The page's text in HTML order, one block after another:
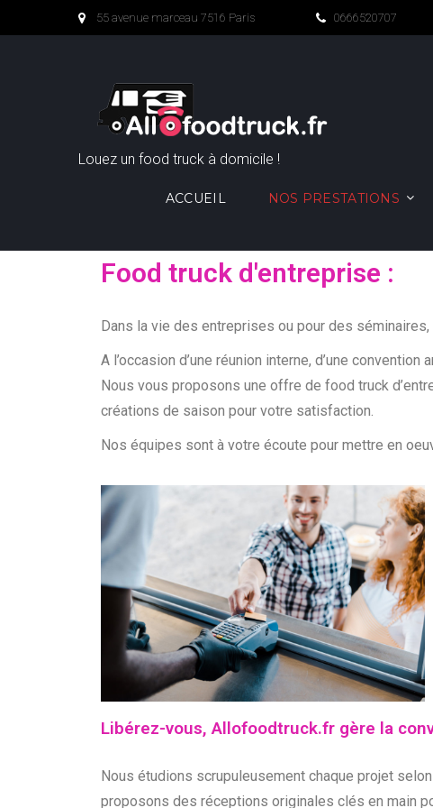
55 avenue marceau 7516 Paris 0666520707
Louez un food truck à domicile !
ACCUEIL NOS PRESTATIONS
Food truck d'entreprise :
Dans la vie des entreprises ou pour des
A l’occasion d’une réunion interne, d’une
Nous vous proposons une offre de food truck
créations de saison pour votre satisfaction.
Nos équipes sont à votre écoute pour mettre en
Libérez-vous, Allofoodtruck.fr gère la
Nous étudions scrupuleusement chaque projet
proposons des réceptions originales clés en main